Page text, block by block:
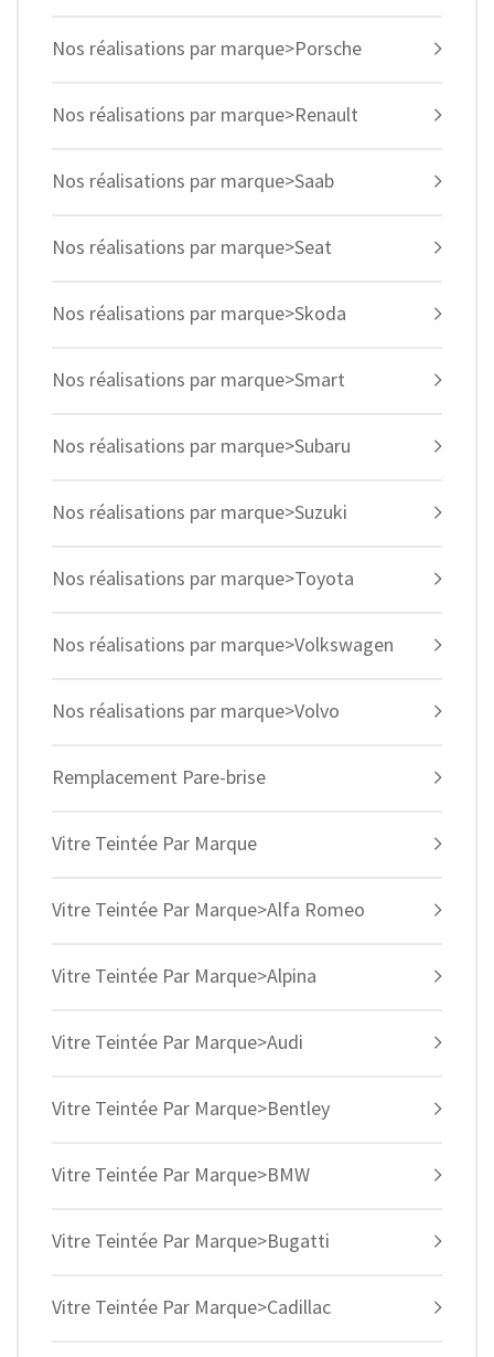
Nos réalisations par marque>Porsche
Nos réalisations par marque>Renault
Nos réalisations par marque>Saab
Nos réalisations par marque>Seat
Nos réalisations par marque>Skoda
Nos réalisations par marque>Smart
Nos réalisations par marque>Subaru
Nos réalisations par marque>Suzuki
Nos réalisations par marque>Toyota
Nos réalisations par marque>Volkswagen
Nos réalisations par marque>Volvo
Remplacement Pare-brise
Vitre Teintée Par Marque
Vitre Teintée Par Marque>Alfa Romeo
Vitre Teintée Par Marque>Alpina
Vitre Teintée Par Marque>Audi
Vitre Teintée Par Marque>Bentley
Vitre Teintée Par Marque>BMW
Vitre Teintée Par Marque>Bugatti
Vitre Teintée Par Marque>Cadillac